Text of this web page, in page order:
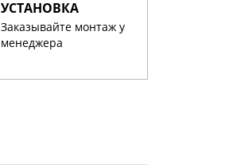
УСТАНОВКА
Заказывайте монтаж у
менеджера